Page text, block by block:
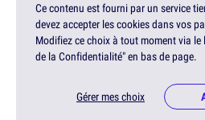
Ce contenu est fourni par un service
devez accepter les cookies dans vos
Modifiez ce choix à tout moment via le
de la Confidentialité" en bas de page.
Gérer mes choix